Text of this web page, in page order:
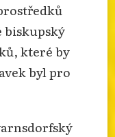
biskupský
které by
byl pro